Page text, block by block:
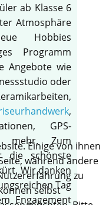
ab Klasse 6
Atmosphäre
Hobbies
Programm
Angebote wie
oder
,
GPS-
mehr. Zum
die schönste
Wir danken
Tag
Engagement
Einige von ihnen
während andere
zu
selbst